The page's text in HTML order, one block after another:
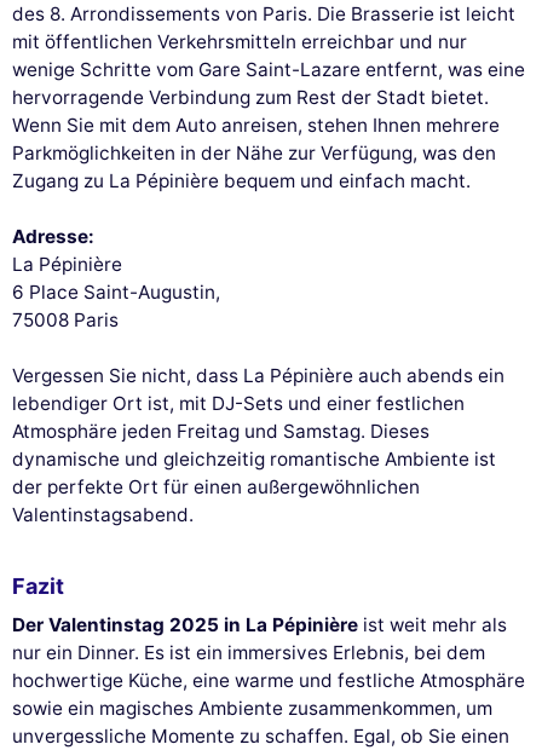
des 8. Arrondissements von Paris. Die Brasserie ist leicht
mit öffentlichen Verkehrsmitteln erreichbar und nur
wenige Schritte vom Gare Saint-Lazare entfernt, was eine
hervorragende Verbindung zum Rest der Stadt bietet.
Wenn Sie mit dem Auto anreisen, stehen Ihnen mehrere
Parkmöglichkeiten in der Nähe zur Verfügung, was den
Zugang zu La Pépinière bequem und einfach macht.
Adresse:
La Pépinière
6 Place Saint-Augustin,
75008 Paris
Vergessen Sie nicht, dass La Pépinière auch abends ein
lebendiger Ort ist, mit DJ-Sets und einer festlichen
Atmosphäre jeden Freitag und Samstag. Dieses
dynamische und gleichzeitig romantische Ambiente ist
der perfekte Ort für einen außergewöhnlichen
Valentinstagsabend.
Fazit
Der Valentinstag 2025 in La Pépinière ist weit mehr als
nur ein Dinner. Es ist ein immersives Erlebnis, bei dem
hochwertige Küche, eine warme und festliche Atmosphäre
sowie ein magisches Ambiente zusammenkommen, um
unvergessliche Momente zu schaffen. Egal, ob Sie einen